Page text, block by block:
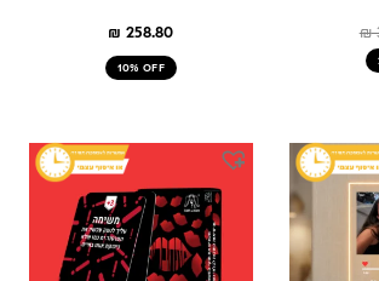
₪
₪ 258.80
10% OFF
המחיר
היה:
₪ 199.
המחיר
הוא:
₪ 159.